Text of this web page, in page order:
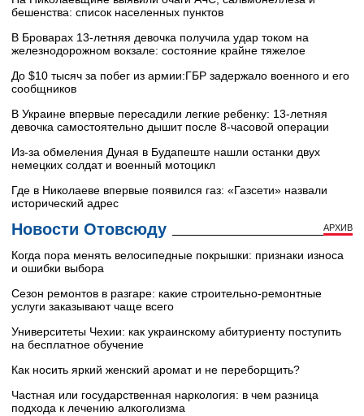
бешенства: список населенных пунктов
В Броварах 13-летняя девочка получила удар током на
железнодорожном вокзале: состояние крайне тяжелое
До $10 тысяч за побег из армии:ГБР задержало военного и его
сообщников
В Украине впервые пересадили легкие ребенку: 13-летняя
девочка самостоятельно дышит после 8-часовой операции
Из-за обмеления Дуная в Будапеште нашли останки двух
немецких солдат и военный мотоцикл
Где в Николаеве впервые появился газ: «Газсети» назвали
исторический адрес
Новости Отовсюду АРХИВ
Когда пора менять велосипедные покрышки: признаки износа
и ошибки выбора
Сезон ремонтов в разгаре: какие строительно-ремонтные
услуги заказывают чаще всего
Университеты Чехии: как украинскому абитуриенту поступить
на бесплатное обучение
Как носить яркий женский аромат и не переборщить?
Частная или государственная наркология: в чем разница
подхода к лечению алкоголизма